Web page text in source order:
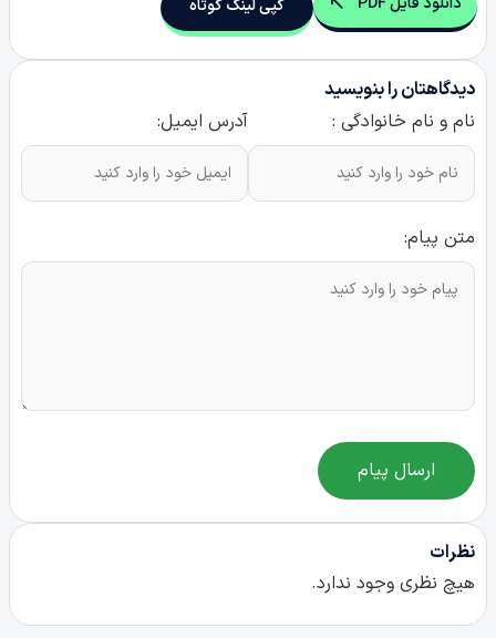
کپی لینک کوتاه
دیدگاهتان را بنویسید
نام و نام خانوادگی :
آدرس ایمیل:
متن پیام:
ارسال پیام
نظرات
هیچ نظری وجود ندارد.